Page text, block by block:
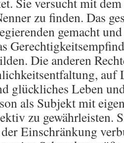
zu finden. Das
gemacht
Die anderen
auf
glückliches Leben
als Subjekt mit
zu gewährleisten.
Einschränkung